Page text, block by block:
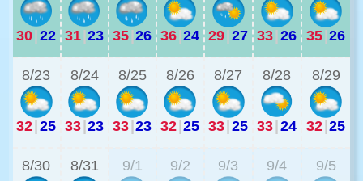
30|22 31|23 35|26 36|24 29|27 33|26 35|26
8/23
32|25
8/24
33|23
8/25
33|23
8/26
32|25
8/27
33|25
8/28
33|24
8/29
32|25
8/30 8/31 9/1 9/2 9/3 9/4 9/5